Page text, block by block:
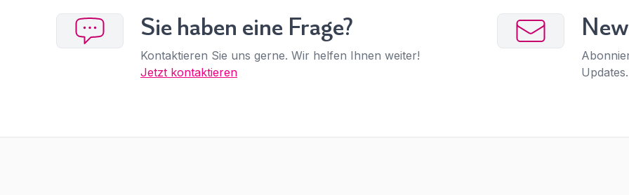
Sie haben eine Frage?
Kontaktieren Sie uns gerne. Wir helfen Ihnen weiter!
Jetzt kontaktieren
Updates.